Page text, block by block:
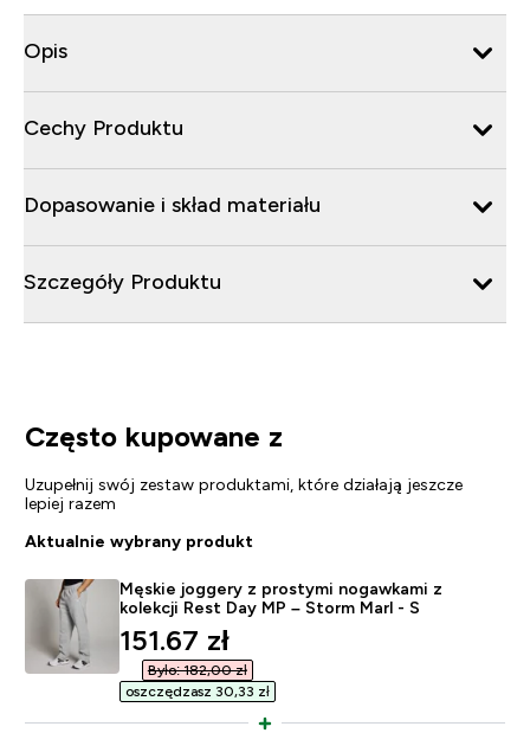
Opis
Cechy Produktu
Dopasowanie i skład materiału
Szczegóły Produktu
Często kupowane z
Uzupełnij swój zestaw produktami, które działają jeszcze
lepiej razem
Aktualnie wybrany produkt
Męskie joggery z prostymi nogawkami z
kolekcji Rest Day MP – Storm Marl - S
discounted price
151.67 zł‎
Było: 182,00 zł‎
oszczędzasz 30,33 zł‎